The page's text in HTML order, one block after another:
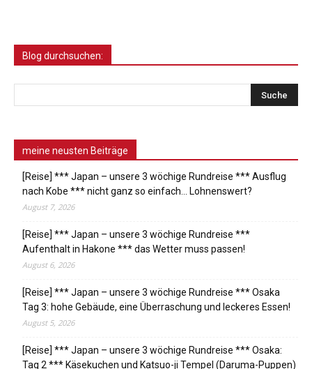
Blog durchsuchen:
meine neusten Beiträge
[Reise] *** Japan – unsere 3 wöchige Rundreise *** Ausflug
nach Kobe *** nicht ganz so einfach… Lohnenswert?
August 7, 2026
[Reise] *** Japan – unsere 3 wöchige Rundreise ***
Aufenthalt in Hakone *** das Wetter muss passen!
August 6, 2026
[Reise] *** Japan – unsere 3 wöchige Rundreise *** Osaka
Tag 3: hohe Gebäude, eine Überraschung und leckeres Essen!
August 5, 2026
[Reise] *** Japan – unsere 3 wöchige Rundreise *** Osaka:
Tag 2 *** Käsekuchen und Katsuo-ji Tempel (Daruma-Puppen)